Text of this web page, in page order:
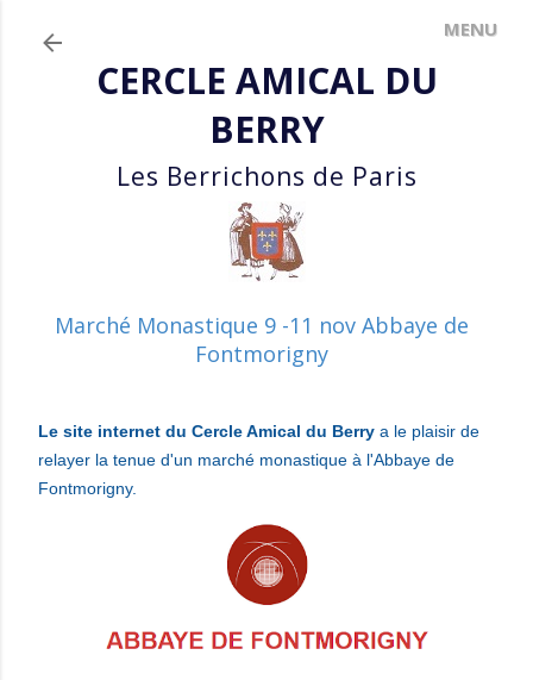
CERCLE AMICAL DU
BERRY
Les Berrichons de Paris
Marché Monastique 9 -11 nov Abbaye de
Fontmorigny
Le site internet du Cercle Amical du Berry a le plaisir de
relayer la tenue d'un marché monastique à l'Abbaye de
Fontmorigny.